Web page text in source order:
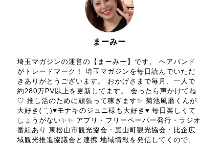
まーみー
埼玉マガジンの運営の【まーみー】です。 ヘアバンド
がトレードマーク！ 埼玉マガジンを毎日読んでいただ
きありがとうございます。 おかげさまで毎月、一人で
約280万PV以上を更新してます。 会ったら声かけてね
♡ 推し活のために頑張って稼ぎます✨ 菊池風磨くんが
大好き( ¨̮ )♥モナキのジュニ様も大好き♥ 毎日楽しくて
しょうがない✨✨ アプリ・フリーペーパー発行・ラジオ
番組あり 東松山市観光協会・嵐山町観光協会・比企広
域観光推進協議会と連携 地域情報を発信してくので、